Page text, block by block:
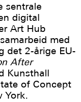
sentrale
digital
Art Hub
med
det 2-årige EU-
After
Kunsthall
of Concept
York.